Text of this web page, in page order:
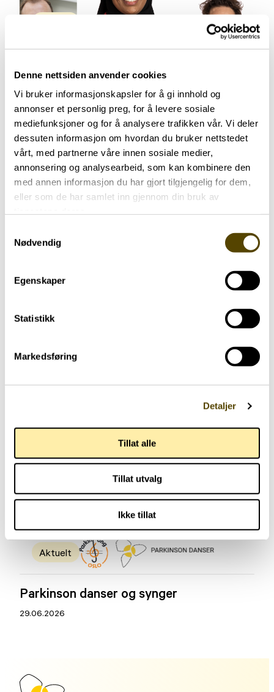
Denne nettsiden anvender cookies
Vi bruker informasjonskapsler for å gi innhold og
annonser et personlig preg, for å levere sosiale
mediefunksjoner og for å analysere trafikken vår. Vi deler
dessuten informasjon om hvordan du bruker nettstedet
vårt, med partnerne våre innen sosiale medier,
annonsering og analysearbeid, som kan kombinere den
med annen informasjon du har gjort tilgjengelig for dem,
eller som de har samlet inn gjennom din bruk av
Nødvendig
Egenskaper
Statistikk
Markedsføring
Detaljer
Tillat alle
Tillat utvalg
Ikke tillat
Aktuelt
Parkinson Unity Walk 2026
Aktuelt
Parkinson danser og synger
29.06.2026